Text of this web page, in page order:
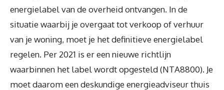
energielabel van de overheid ontvangen. In de
situatie waarbij je overgaat tot verkoop of verhuur
van je woning, moet je het definitieve energielabel
regelen. Per 2021 is er een nieuwe richtlijn
waarbinnen het label wordt opgesteld (NTA8800). Je
moet daarom een deskundige energieadviseur thuis